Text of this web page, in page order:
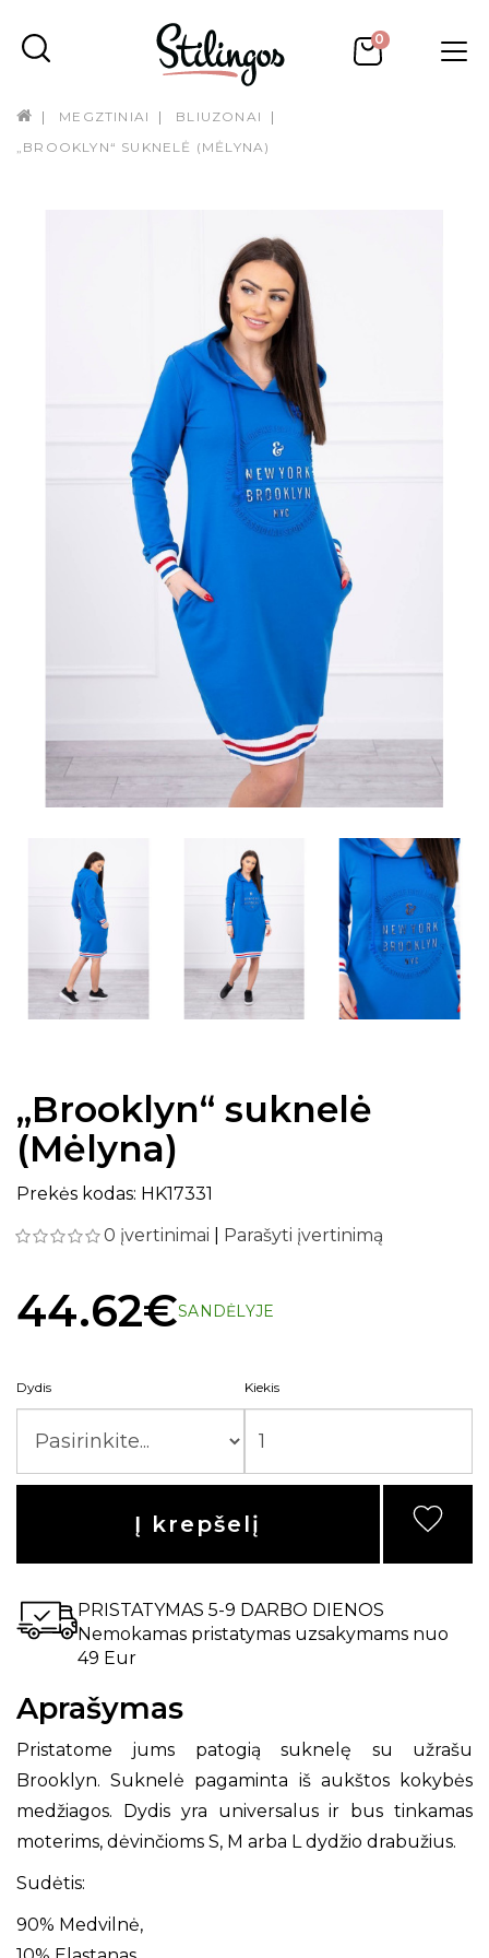
0
MEGZTINIAI
BLIUZONAI
„BROOKLYN“ SUKNELĖ (MĖLYNA)
„Brooklyn“ suknelė
(Mėlyna)
Prekės kodas: HK17331
0 įvertinimai
Parašyti įvertinimą
44.62€SANDĖLYJE
Dydis Kiekis
Į krepšelį
PRISTATYMAS 5-9 DARBO DIENOS
Nemokamas pristatymas uzsakymams nuo
49 Eur
Aprašymas
Pristatome jums patogią suknelę su užrašu
Brooklyn. Suknelė pagaminta iš aukštos kokybės
medžiagos. Dydis yra universalus ir bus tinkamas
moterims, dėvinčioms S, M arba L dydžio drabužius.
Sudėtis:
90% Medvilnė,